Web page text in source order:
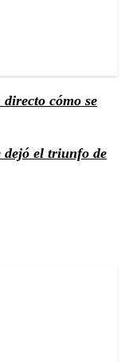
cómo se
dejó el triunfo de